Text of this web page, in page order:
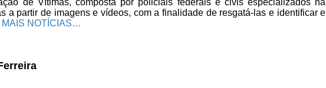
de Vítimas, composta por policiais federais e civis especializados na
a partir de imagens e vídeos, com a finalidade de resgatá-las e identificar e
MAIS NOTÍCIAS…